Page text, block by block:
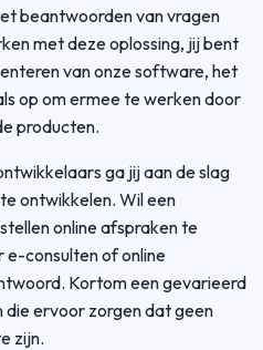
beantwoorden van vragen
met deze oplossing, jij bent
van onze software, het
op om ermee te werken door
producten.
ga jij aan de slag
ontwikkelen. Wil een
online afspraken te
e-consulten of online
Kortom een gevarieerd
ervoor zorgen dat geen
zijn.